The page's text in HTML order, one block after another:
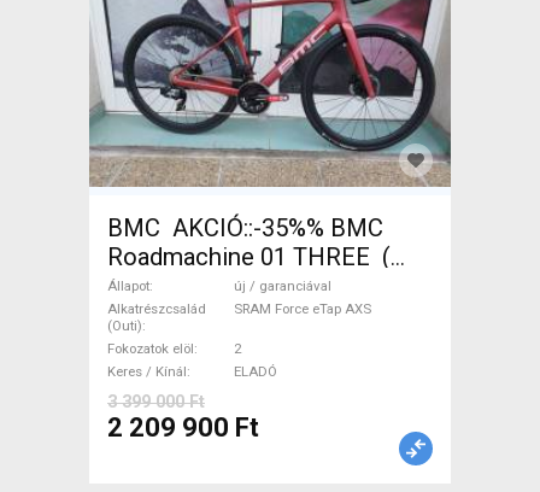
BMC AKCIÓ::-35%% BMC
Roadmachine 01 THREE (
54) Országúti SRAM Force
eTap AXS tárcsafék új /
garanciával ELADÓ
Állapot
új / garanciával
Alkatrészcsalád
(Outi)
SRAM Force eTap AXS
Fokozatok elöl
2
Keres / Kínál
ELADÓ
3 399 000 Ft
2 209 900 Ft